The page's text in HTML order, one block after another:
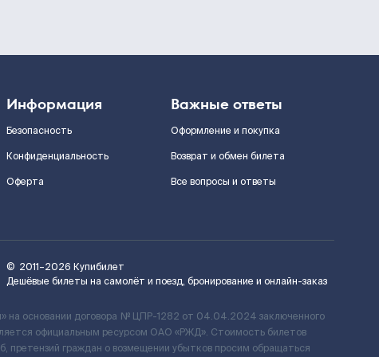
Информация
Безопасность
Конфиденциальность
Оферта
Важные ответы
Оформление и покупка
Возврат и обмен билета
Все вопросы и ответы
© 2011–2026 Купибилет
Дешёвые билеты на самолёт и поезд, бронирование и онлайн-заказ
основании договора № ЦПР-1282 от 04.04.2024 заключенного
официальным ресурсом ОАО «РЖД». Стоимость билетов
претензий граждан о возмещении убытков просим обращаться